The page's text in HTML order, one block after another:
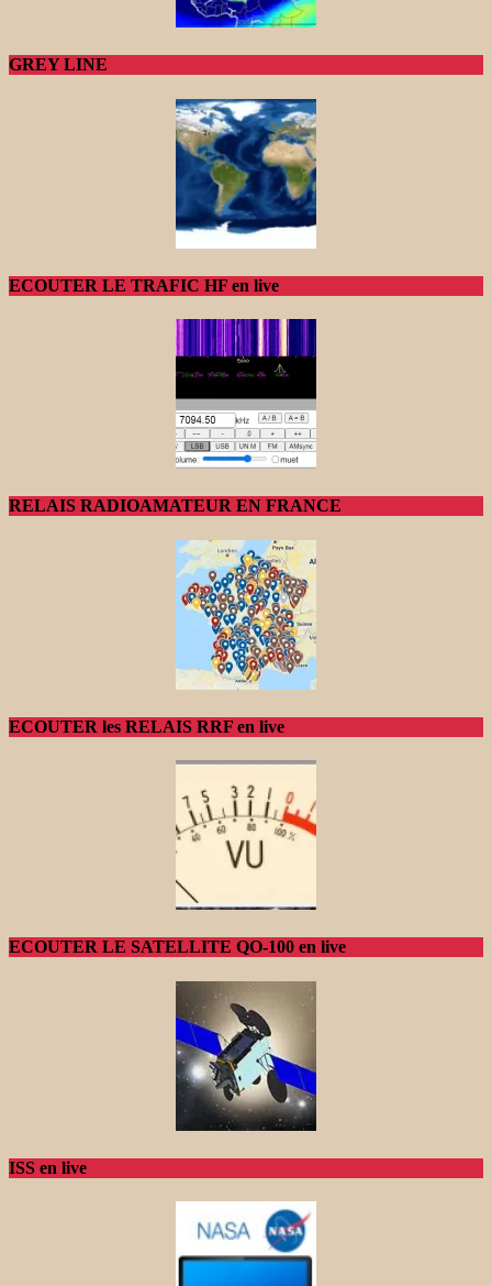
GREY LINE
ECOUTER LE TRAFIC HF en live
RELAIS RADIOAMATEUR EN FRANCE
ECOUTER les RELAIS RRF en live
ECOUTER LE SATELLITE QO-100 en live
ISS en live